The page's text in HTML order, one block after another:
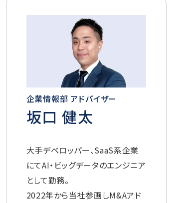
企業情報部 アドバイザー
坂口 健太
大手デベロッパー、SaaS系企業
にてAI・ビッグデータのエンジニア
として勤務。
2022年から当社参画しM&Aアド